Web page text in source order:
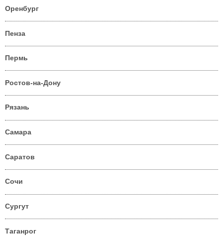
Оренбург
Пенза
Пермь
Ростов-на-Дону
Рязань
Самара
Саратов
Сочи
Сургут
Таганрог